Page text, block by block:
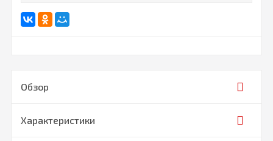
Обзор
Характеристики